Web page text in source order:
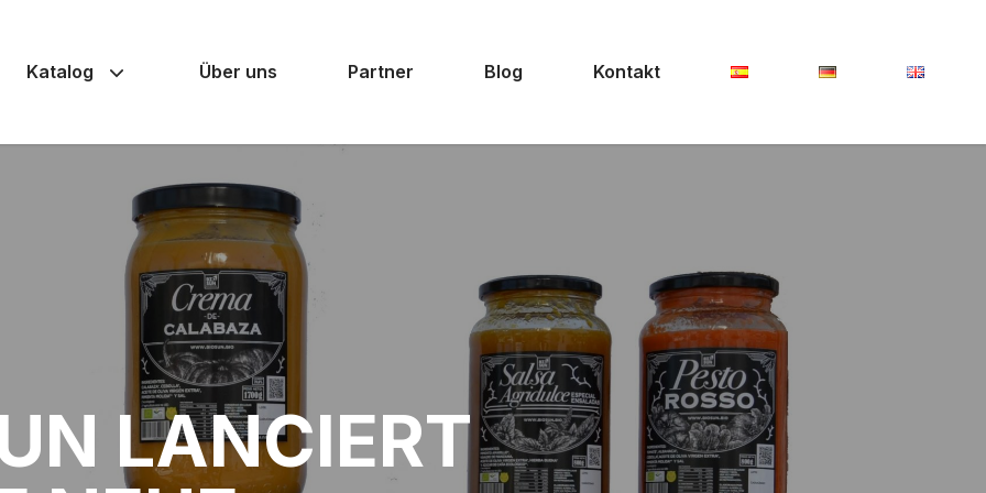
Katalog Über uns Partner Blog Kontakt
LANCIERT